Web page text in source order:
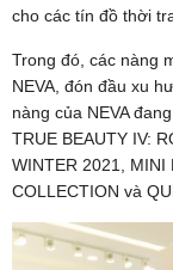
cho các tín đồ thời
Trong đó, các nàng
NEVA, đón đầu xu
nàng của NEVA
TRUE BEAUTY IV:
WINTER 2021, MINI
COLLECTION và